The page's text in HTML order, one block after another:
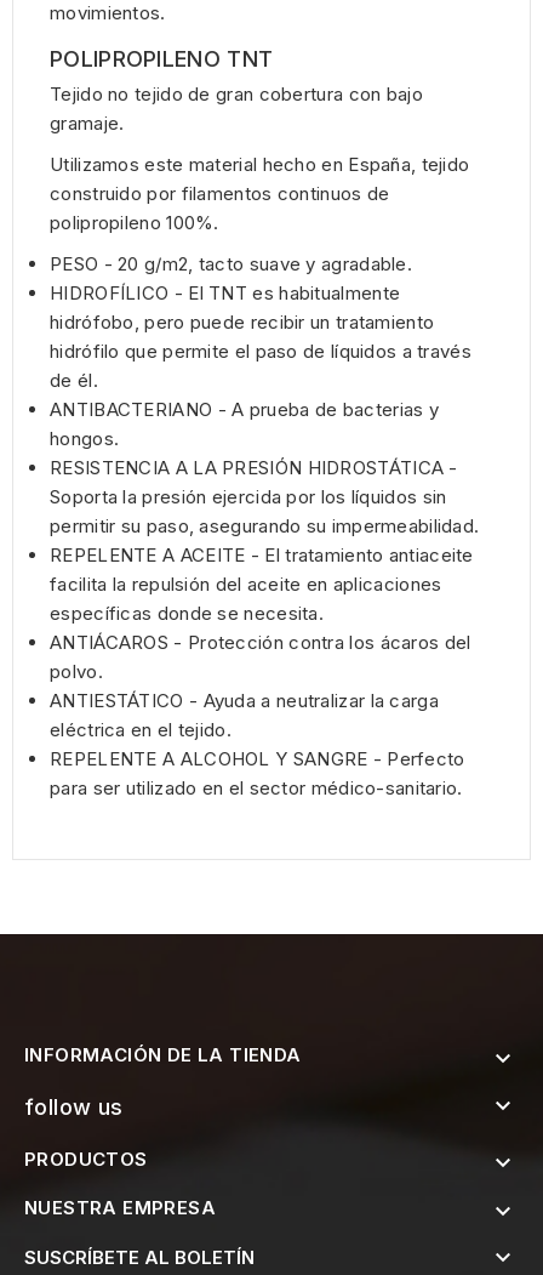
movimientos.
POLIPROPILENO TNT
Tejido no tejido de gran cobertura con bajo
gramaje.
Utilizamos este material hecho en España, tejido
construido por filamentos continuos de
polipropileno 100%.
PESO - 20 g/m2, tacto suave y agradable.
HIDROFÍLICO - El TNT es habitualmente
hidrófobo, pero puede recibir un tratamiento
hidrófilo que permite el paso de líquidos a través
de él.
ANTIBACTERIANO - A prueba de bacterias y
hongos.
RESISTENCIA A LA PRESIÓN HIDROSTÁTICA -
Soporta la presión ejercida por los líquidos sin
permitir su paso, asegurando su impermeabilidad.
REPELENTE A ACEITE - El tratamiento antiaceite
facilita la repulsión del aceite en aplicaciones
específicas donde se necesita.
ANTIÁCAROS - Protección contra los ácaros del
polvo.
ANTIESTÁTICO - Ayuda a neutralizar la carga
eléctrica en el tejido.
REPELENTE A ALCOHOL Y SANGRE - Perfecto
para ser utilizado en el sector médico-sanitario.
INFORMACIÓN DE LA TIENDA 
follow us 
PRODUCTOS 
NUESTRA EMPRESA 
SUSCRÍBETE AL BOLETÍN 